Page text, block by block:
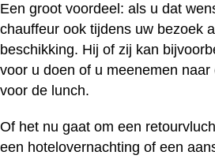
Een groot voordeel: als u dat
chauffeur ook tijdens uw bezoek
beschikking. Hij of zij kan
voor u doen of u meenemen
voor de lunch.
Of het nu gaat om een
een hotelovernachting of een